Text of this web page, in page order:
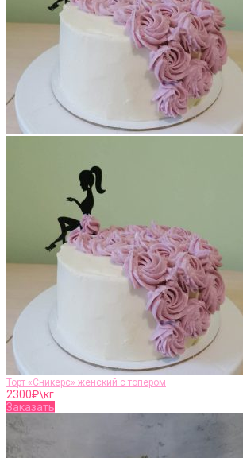
Торт «Сникерс» женский с топером
2300₽\кг
Заказать